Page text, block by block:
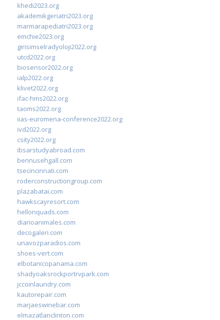
khedi2023.org
akademikgeriatri2023.org
marmarapediatri2023.org
emchie2023.org
girisimselradyoloji2022.org
utcd2022.org
biosensor2022.org
ialp2022.org
klivet2022.org
ifac-hms2022.org
taoms2022.org
iias-euromena-conference2022.org
ivd2022.org
csity2022.org
ibsarstudyabroad.com
bennusehgall.com
tsecincinnati.com
roderconstructiongroup.com
plazabatai.com
hawkscayresort.com
hellonquads.com
diarioanimales.com
decogaleri.com
unavozparadios.com
shoes-vert.com
elbotanicopanama.com
shadyoaksrockportrvpark.com
jccoinlaundry.com
kautorepair.com
marjaeswinebar.com
elmazatlanclinton.com